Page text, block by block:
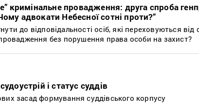
кримінальне провадження: друга спроба
адвокати Небесної сотні проти?”
до відповідальності осіб, які переховуються від
без порушення права особи на захист?
і статус суддів
засад формування суддівського корпусу